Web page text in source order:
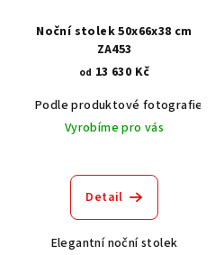
Akát vintage BT1551
Dub světlý
Noční stolek 50x66x38 cm
ZA453
od 13 630 Kč
Podle produktové fotografie
Vyrobíme pro vás
Detail
Elegantní noční stolek